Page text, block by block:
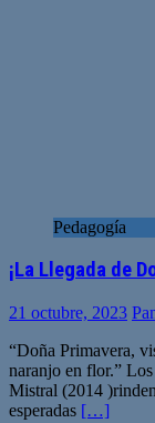
Pedagogía
¡La Llegada de
21 octubre, 2023
“Doña Primavera,
naranjo en flor.”
Mistral (2014
esperadas […]